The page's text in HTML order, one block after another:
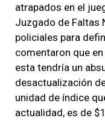
atrapados en el
Juzgado de Faltas
policiales para
comentaron que
esta tendría un
desactualización
unidad de índice
actualidad, es de